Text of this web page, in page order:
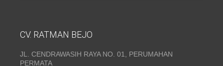
CV. RATMAN BEJO
JL. CENDRAWASIH RAYA NO. 01, PERUMAHAN
PERMATA